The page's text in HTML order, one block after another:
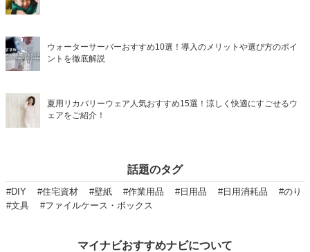
ウォーターサーバーおすすめ10選！導入のメリットや選び方のポイ
ントを徹底解説
夏用リカバリーウェア人気おすすめ15選！涼しく快適にすごせるウ
ェアをご紹介！
話題のタグ
#DIY #住宅資材 #壁紙 #作業用品 #日用品 #日用消耗品
#のり
#文具
#ファイルケース・ボックス
マイナビおすすめナビについて